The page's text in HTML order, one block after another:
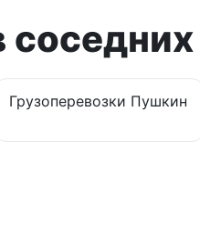
Грузоперевозки Пушкин